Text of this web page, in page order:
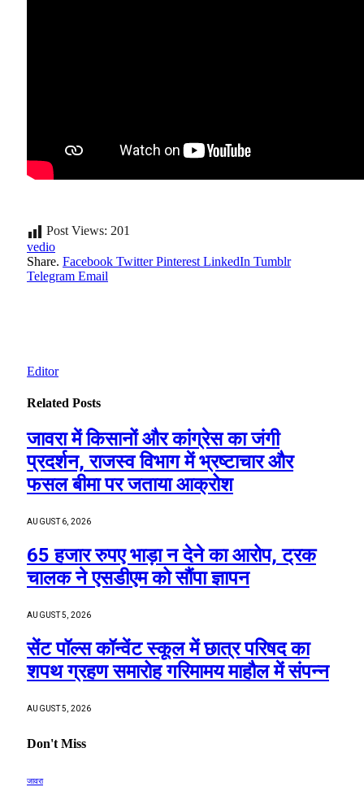
Post Views: 201
vedio
Share. Facebook Twitter Pinterest LinkedIn Tumblr
Telegram Email
Editor
Related Posts
जावरा में किसानों और कांग्रेस का जंगी
प्रदर्शन, राजस्व विभाग में भ्रष्टाचार और
फसल बीमा पर जताया आक्रोश
AUGUST 6, 2026
65 हजार रुपए भाड़ा न देने का आरोप, ट्रक
चालक ने एसडीएम को सौंपा ज्ञापन
AUGUST 5, 2026
सेंट पॉल्स कॉन्वेंट स्कूल में छात्र परिषद का
शपथ ग्रहण समारोह गरिमामय माहौल में संपन्न
AUGUST 5, 2026
Don't Miss
जावरा